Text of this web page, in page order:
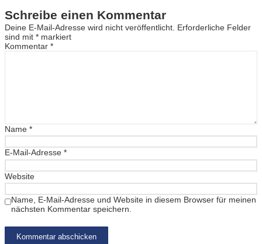
Schreibe einen Kommentar
Deine E-Mail-Adresse wird nicht veröffentlicht. Erforderliche Felder
sind mit * markiert
Kommentar *
Name *
E-Mail-Adresse *
Website
Name, E-Mail-Adresse und Website in diesem Browser für meinen
nächsten Kommentar speichern.